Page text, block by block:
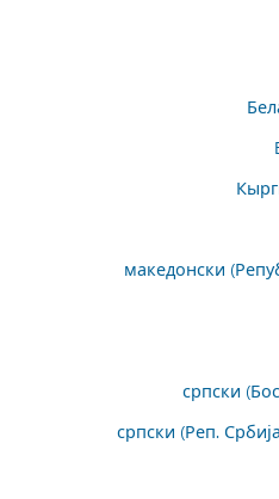
македонски
српски
српски (Реп.